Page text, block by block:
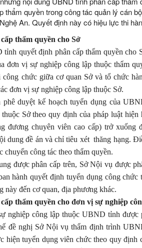
thẩm quyền trong công tác quản lý cán
An. Quyết định này có hiệu lực thi
thẩm quyền cho Sở
quyết định phân cấp thẩm quyền cho
đơn vị sự nghiệp công lập thuộc thẩm
chức giữa cơ quan Sở và tổ chức
đơn vị sự nghiệp công lập thuộc Sở.
phê duyệt kế hoạch tuyển dụng của
thuộc Sở theo quy định của pháp luật hiện
đương chuyên viên cao cấp) trở
dung đề án và chỉ tiêu xétthăng hạng.
chuyển công tác theo thẩm quyền.
được phân cấp trên, Sở Nội vụ được
hànhquyết định tuyển dụng công chức
này đến cơ quan, địa phương khác.
thẩm quyền cho đơn vị sự nghiệp
nghiệp công lập thuộc UBND tỉnh được
đề nghị Sở Nội vụ thẩm định trình
hiện tuyển dụng viên chức theo quy định